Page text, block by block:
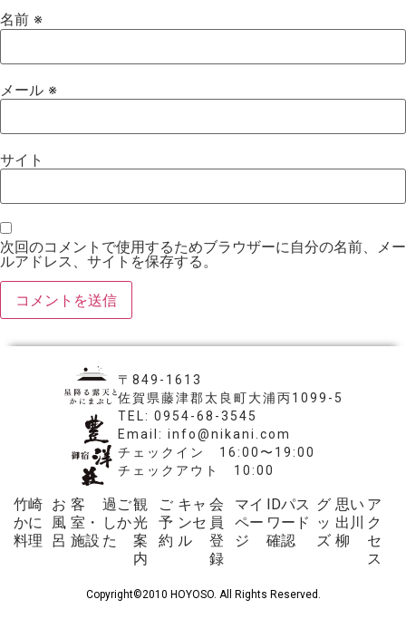
名前 ※
メール ※
サイト
次回のコメントで使用するためブラウザーに自分の名前、メー
ルアドレス、サイトを保存する。
〒849-1613
佐賀県藤津郡太良町大浦丙1099-5
TEL: 0954-68-3545
Email: info@nikani.com
チェックイン 16:00〜19:00
チェックアウト 10:00
竹崎
かに
料理
お
風
呂
客
室・
施設
過ご
しか
た
観
光
案
内
ご
予
約
キャ
ンセ
ル
会
員
登
録
マイ
ペー
ジ
IDパス
ワード
確認
グ
ッ
ズ
思い
出川
柳
ア
ク
セ
ス
Copyright©2010 HOYOSO. All Rights Reserved.